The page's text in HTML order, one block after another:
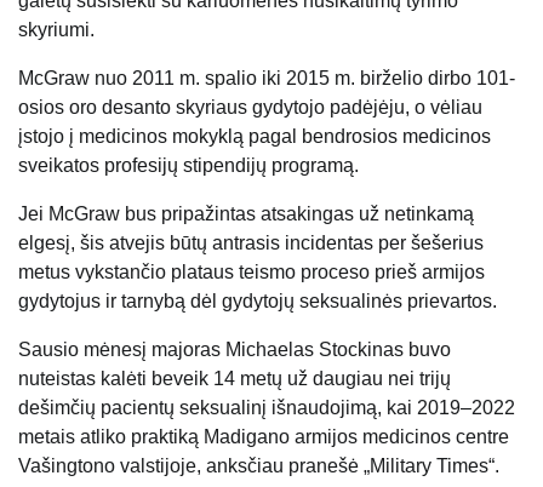
skyriumi.
McGraw nuo 2011 m. spalio iki 2015 m. birželio dirbo 101-
osios oro desanto skyriaus gydytojo padėjėju, o vėliau
įstojo į medicinos mokyklą pagal bendrosios medicinos
sveikatos profesijų stipendijų programą.
Jei McGraw bus pripažintas atsakingas už netinkamą
elgesį, šis atvejis būtų antrasis incidentas per šešerius
metus vykstančio plataus teismo proceso prieš armijos
gydytojus ir tarnybą dėl gydytojų seksualinės prievartos.
Sausio mėnesį majoras Michaelas Stockinas buvo
nuteistas kalėti beveik 14 metų už daugiau nei trijų
dešimčių pacientų seksualinį išnaudojimą, kai 2019–2022
metais atliko praktiką Madigano armijos medicinos centre
Vašingtono valstijoje, anksčiau pranešė „Military Times“.